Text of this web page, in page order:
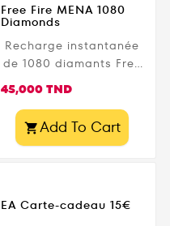
événements sans
Free Fire MENA 1080
Diamonds
Recharge instantanée
de 1080 diamants Free
sur Gamezone.tn.
Produit 100 % original,
livraison rapide en
attendre !
Prix
45,000 TND
Add To Cart
EA Carte-cadeau 15€